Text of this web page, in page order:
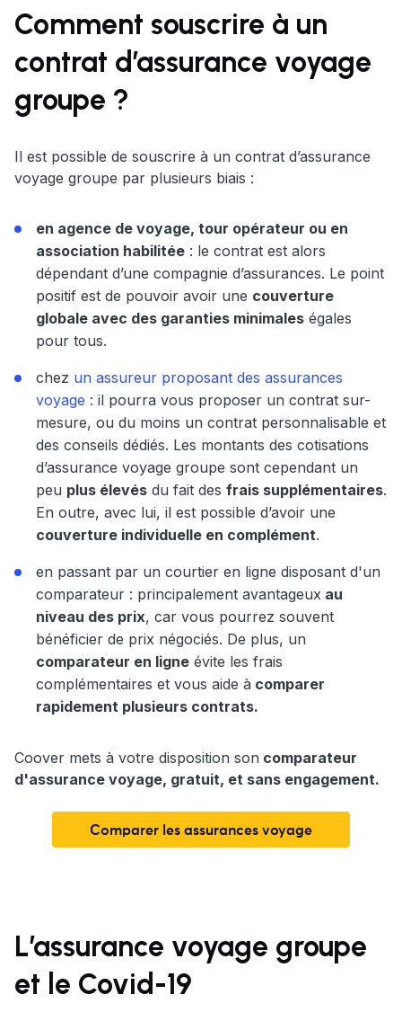
Comment souscrire à un
contrat d’assurance voyage
groupe ?
Il est possible de souscrire à un contrat d’assurance
voyage groupe par plusieurs biais :
en agence de voyage, tour opérateur ou en
association habilitée : le contrat est alors
dépendant d’une compagnie d’assurances. Le point
positif est de pouvoir avoir une couverture
globale avec des garanties minimales égales
pour tous.
chez un assureur proposant des assurances
voyage : il pourra vous proposer un contrat sur-
mesure, ou du moins un contrat personnalisable et
des conseils dédiés. Les montants des cotisations
d’assurance voyage groupe sont cependant un
peu plus élevés du fait des frais supplémentaires.
En outre, avec lui, il est possible d’avoir une
couverture individuelle en complément.
en passant par un courtier en ligne disposant d'un
comparateur : principalement avantageux au
niveau des prix, car vous pourrez souvent
bénéficier de prix négociés. De plus, un
comparateur en ligne évite les frais
complémentaires et vous aide à comparer
rapidement plusieurs contrats.
Coover mets à votre disposition son comparateur
d'assurance voyage, gratuit, et sans engagement.
Comparer les assurances voyage
L’assurance voyage groupe
et le Covid-19